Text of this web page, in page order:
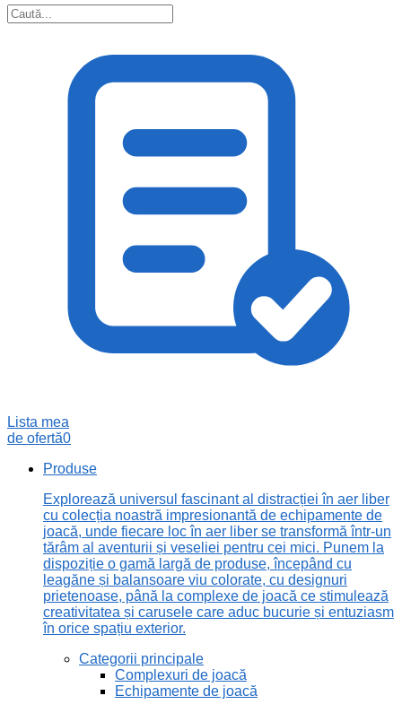
Lista mea
de ofertă0
Produse
Explorează universul fascinant al distracției în aer liber
cu colecția noastră impresionantă de echipamente de
joacă, unde fiecare loc în aer liber se transformă într-un
tărâm al aventurii și veseliei pentru cei mici. Punem la
dispoziție o gamă largă de produse, începând cu
leagăne și balansoare viu colorate, cu designuri
prietenoase, până la complexe de joacă ce stimulează
creativitatea și carusele care aduc bucurie și entuziasm
în orice spațiu exterior.
Categorii principale
Complexuri de joacă
Echipamente de joacă